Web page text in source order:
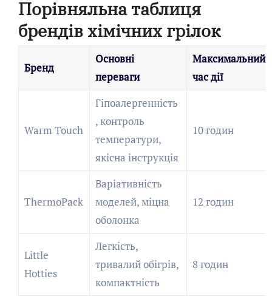
Порівняльна таблиця
брендів хімічних грілок
Бренд
Основні
переваги
Максимальний
час дії
Warm Touch
Гіпоалергенність
, контроль
температури,
якісна інструкція
10 годин
ThermoPack
Варіативність
моделей, міцна
оболонка
12 годин
Little
Hotties
Легкість,
тривалий обігрів,
компактність
8 годин